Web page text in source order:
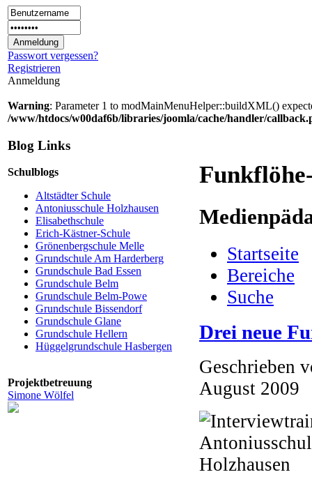
Passwort vergessen?
Registrieren
Anmeldung
Warning: Parameter 1 to modMainMenuHelper::buildXML()
/www/htdocs/w00daf6b/libraries/joomla/cache/handler/
Blog Links
Schulblogs
Altstädter Schule
Antoniusschule Holzhausen
Elisabethschule
Erich-Kästner-Schule
Grönenbergschule Melle
Grundschule Am Harderberg
Grundschule Bad Essen
Grundschule Belm
Grundschule Belm-Powe
Grundschule Bissendorf
Grundschule Glane
Grundschule Hellern
Hüggelgrundschule Hasbergen
Projektbetreuung
Simone Wölfel
Startseite
Bereiche
Suche
Drei neue
Geschrieben
August 2009